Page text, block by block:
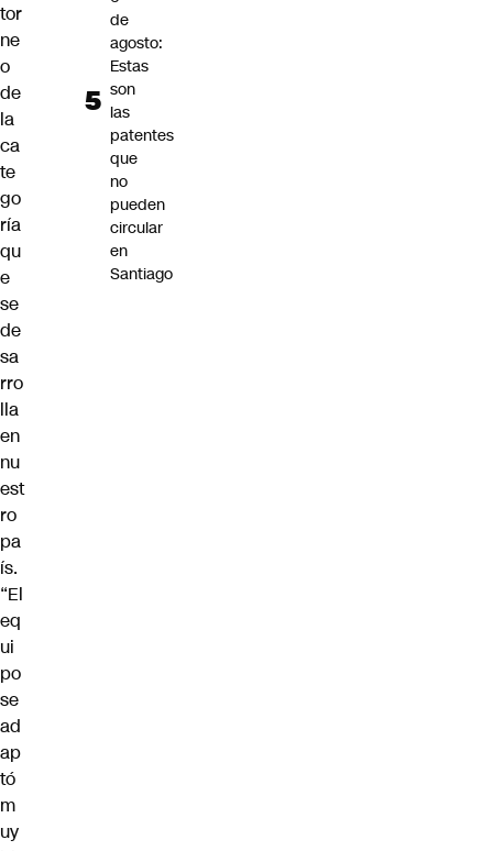
tor
ne
o
de
la
ca
te
go
ría
qu
e
se
de
sa
rro
lla
en
nu
est
ro
pa
ís.
“El
eq
ui
po
se
ad
ap
tó
m
uy
de
agosto:
Estas
son
las
patentes
que
no
pueden
circular
en
Santiago